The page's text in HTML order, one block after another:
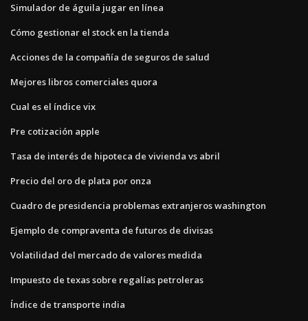
Simulador de águila jugar en línea
Cómo gestionar el stock en la tienda
Acciones de la compañía de seguros de salud
Mejores libros comerciales quora
Cual es el índice vix
Pre cotización apple
Tasa de interés de hipoteca de vivienda vs abril
Precio del oro de plata por onza
Cuadro de presidencia problemas extranjeros washington
Ejemplo de compraventa de futuros de divisas
Volatilidad del mercado de valores medida
Impuesto de texas sobre regalías petroleras
Índice de transporte india